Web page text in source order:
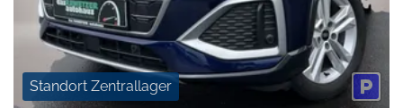
Standort Zentrallager